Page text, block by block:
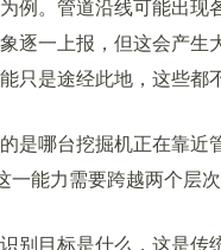
。管道沿线可能出现
逐一上报，但这会产生
只是途经此地，这些都
哪台挖掘机正在靠近
一能力需要跨越两个层次
目标是什么，这是传统